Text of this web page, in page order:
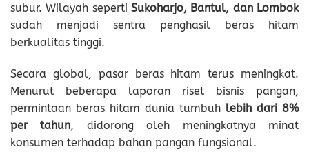
subur. Wilayah seperti Sukoharjo, Bantul, dan Lombok
sudah menjadi sentra penghasil beras hitam
berkualitas tinggi.
Secara global, pasar beras hitam terus meningkat.
Menurut beberapa laporan riset bisnis pangan,
permintaan beras hitam dunia tumbuh lebih dari 8%
per tahun, didorong oleh meningkatnya minat
konsumen terhadap bahan pangan fungsional.